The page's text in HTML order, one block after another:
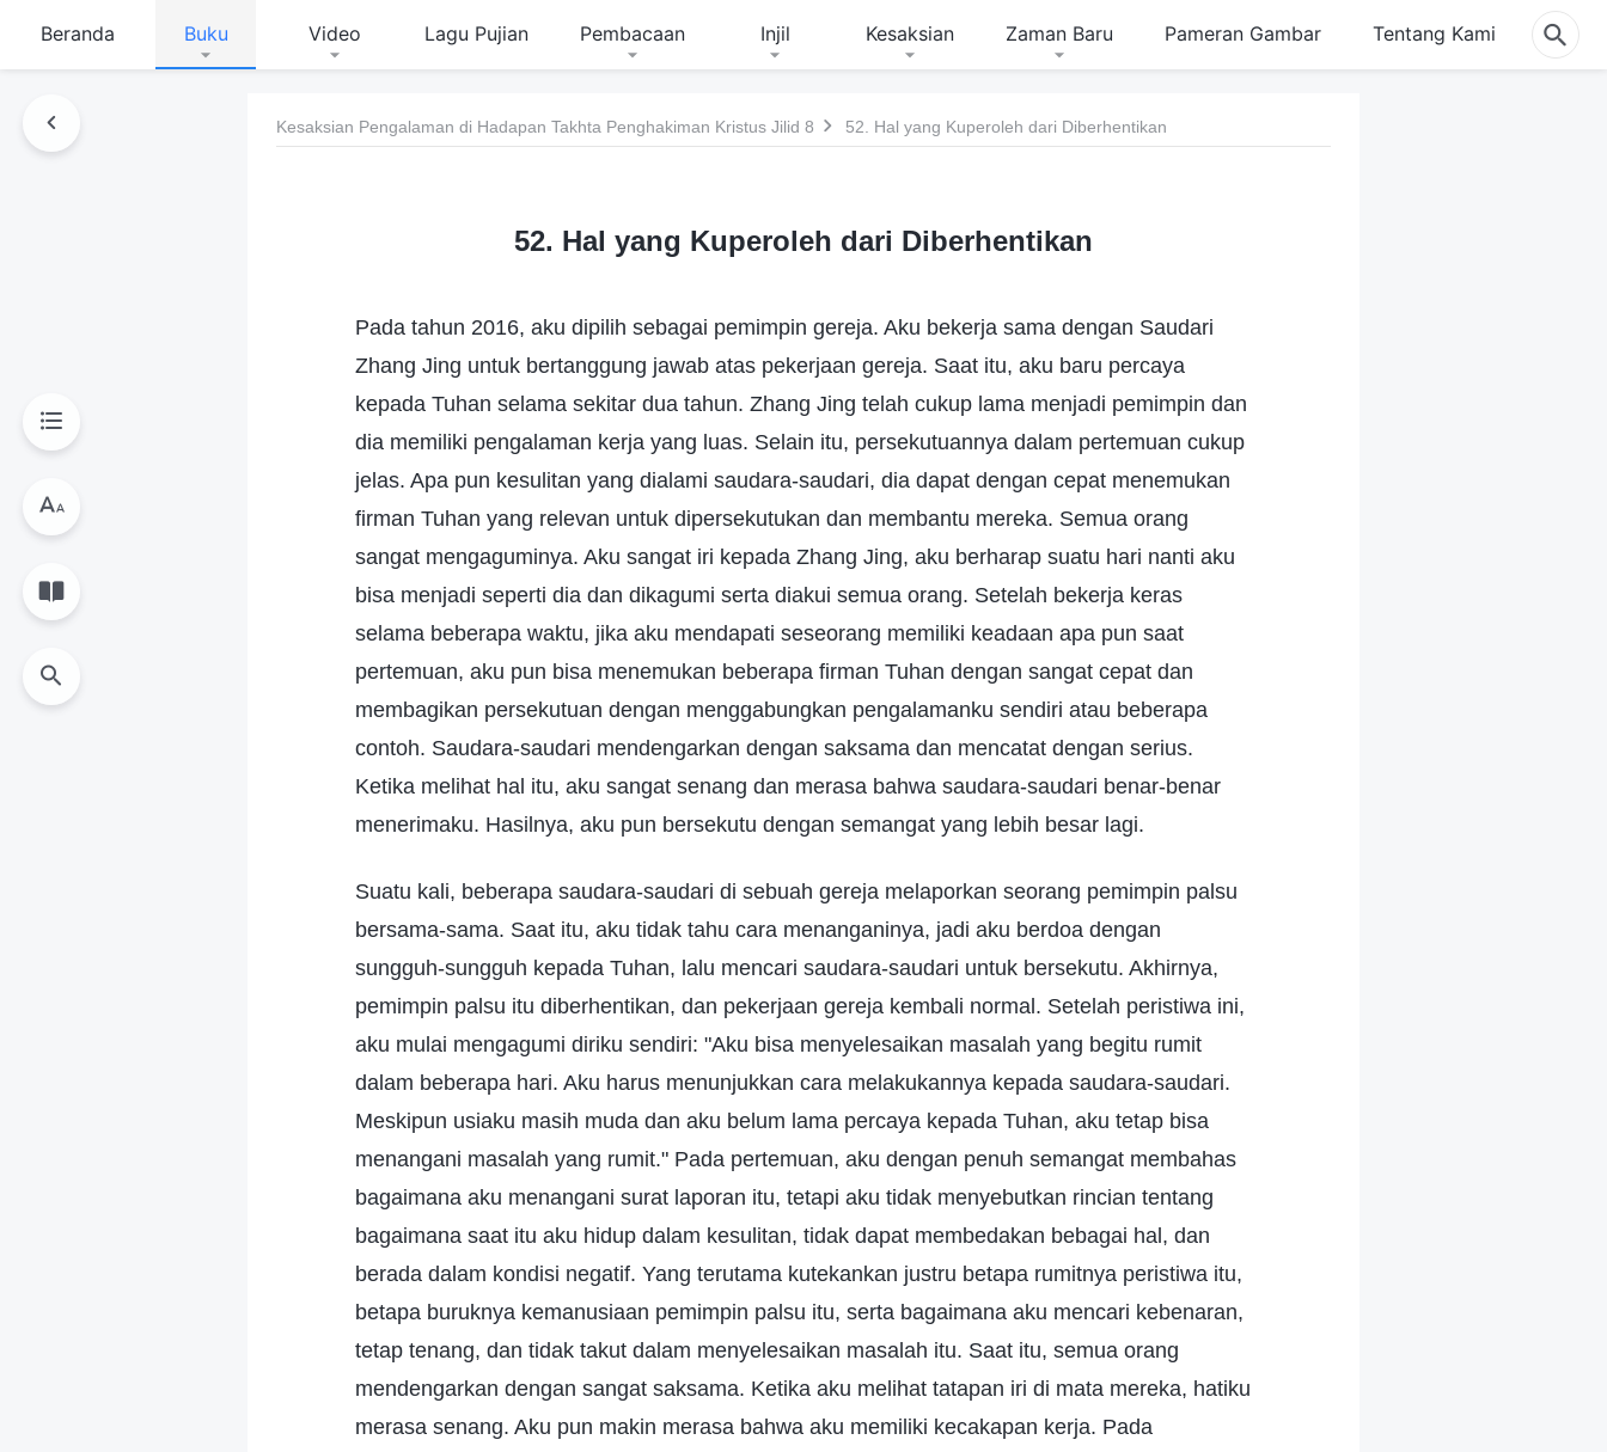
Beranda Buku Video Lagu Pujian Pembacaan Injil Kesaksian Zaman Baru Pameran Gambar Tentang Kami
Kesaksian Pengalaman di Hadapan Takhta Penghakiman Kristus Jilid 8 52. Hal yang Kuperoleh dari Diberhentikan
52. Hal yang Kuperoleh dari Diberhentikan
Pada tahun 2016, aku dipilih sebagai pemimpin gereja. Aku bekerja sama dengan Saudari
Zhang Jing untuk bertanggung jawab atas pekerjaan gereja. Saat itu, aku baru percaya
kepada Tuhan selama sekitar dua tahun. Zhang Jing telah cukup lama menjadi pemimpin dan
dia memiliki pengalaman kerja yang luas. Selain itu, persekutuannya dalam pertemuan cukup
jelas. Apa pun kesulitan yang dialami saudara-saudari, dia dapat dengan cepat menemukan
firman Tuhan yang relevan untuk dipersekutukan dan membantu mereka. Semua orang
sangat mengaguminya. Aku sangat iri kepada Zhang Jing, aku berharap suatu hari nanti aku
bisa menjadi seperti dia dan dikagumi serta diakui semua orang. Setelah bekerja keras
selama beberapa waktu, jika aku mendapati seseorang memiliki keadaan apa pun saat
pertemuan, aku pun bisa menemukan beberapa firman Tuhan dengan sangat cepat dan
membagikan persekutuan dengan menggabungkan pengalamanku sendiri atau beberapa
contoh. Saudara-saudari mendengarkan dengan saksama dan mencatat dengan serius.
Ketika melihat hal itu, aku sangat senang dan merasa bahwa saudara-saudari benar-benar
menerimaku. Hasilnya, aku pun bersekutu dengan semangat yang lebih besar lagi.
Suatu kali, beberapa saudara-saudari di sebuah gereja melaporkan seorang pemimpin palsu
bersama-sama. Saat itu, aku tidak tahu cara menanganinya, jadi aku berdoa dengan
sungguh-sungguh kepada Tuhan, lalu mencari saudara-saudari untuk bersekutu. Akhirnya,
pemimpin palsu itu diberhentikan, dan pekerjaan gereja kembali normal. Setelah peristiwa ini,
aku mulai mengagumi diriku sendiri: "Aku bisa menyelesaikan masalah yang begitu rumit
dalam beberapa hari. Aku harus menunjukkan cara melakukannya kepada saudara-saudari.
Meskipun usiaku masih muda dan aku belum lama percaya kepada Tuhan, aku tetap bisa
menangani masalah yang rumit." Pada pertemuan, aku dengan penuh semangat membahas
bagaimana aku menangani surat laporan itu, tetapi aku tidak menyebutkan rincian tentang
bagaimana saat itu aku hidup dalam kesulitan, tidak dapat membedakan bebagai hal, dan
berada dalam kondisi negatif. Yang terutama kutekankan justru betapa rumitnya peristiwa itu,
betapa buruknya kemanusiaan pemimpin palsu itu, serta bagaimana aku mencari kebenaran,
tetap tenang, dan tidak takut dalam menyelesaikan masalah itu. Saat itu, semua orang
mendengarkan dengan sangat saksama. Ketika aku melihat tatapan iri di mata mereka, hatiku
merasa senang. Aku pun makin merasa bahwa aku memiliki kecakapan kerja. Pada